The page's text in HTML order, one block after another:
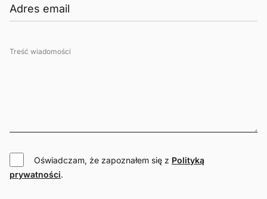
Treść wiadomości
Oświadczam, że zapoznałem się z Polityką
prywatności.